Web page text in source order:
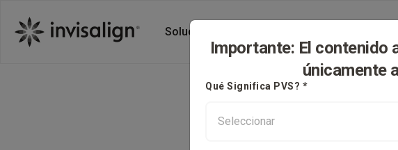
Soluciones Invisalign
Importante: El contenido
únicamente
Qué Significa PVS? *